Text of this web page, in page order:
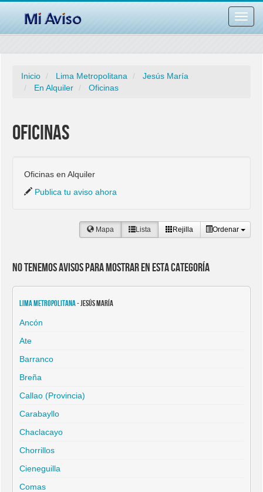
barra
Inicio Lima Metropolitana
Jesús María
En Alquiler
Oficinas
Oficinas
Oficinas en Alquiler
Publica tu aviso ahora
Mapa Lista Rejilla Ordenar
No tenemos avisos para mostrar en esta categoría
Lima Metropolitana- Jesús María
Ancón
Ate
Barranco
Breña
Callao (Provincia)
Carabayllo
Chaclacayo
Chorrillos
Cieneguilla
Comas